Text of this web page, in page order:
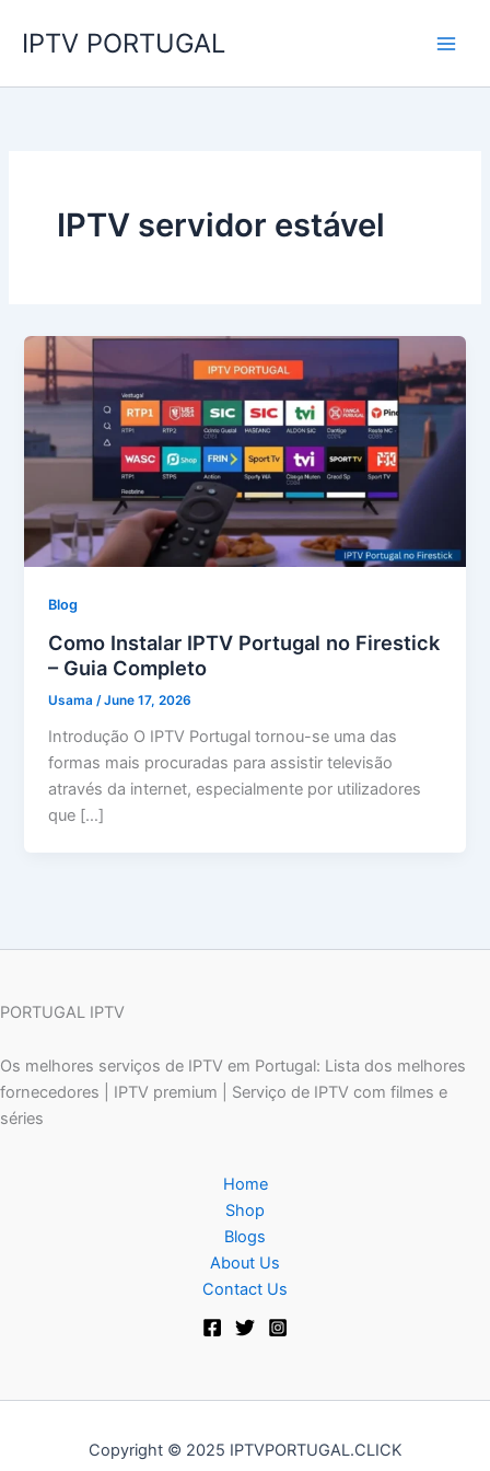
IPTV PORTUGAL
IPTV servidor estável
Blog
Como Instalar IPTV Portugal no Firestick
– Guia Completo
Usama/June 17, 2026
Introdução O IPTV Portugal tornou-se uma das
formas mais procuradas para assistir televisão
através da internet, especialmente por utilizadores
que […]
PORTUGAL IPTV
Os melhores serviços de IPTV em Portugal: Lista dos melhores
fornecedores | IPTV premium | Serviço de IPTV com filmes e
séries
Home
Shop
Blogs
About Us
Contact Us
Copyright © 2025 IPTVPORTUGAL.CLICK